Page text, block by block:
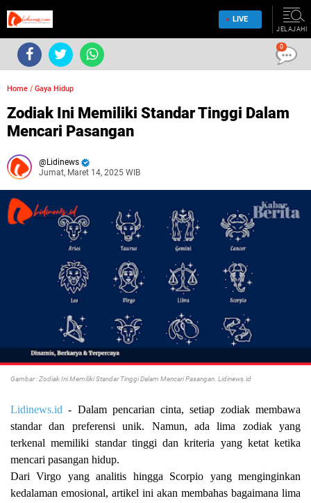
LIVE
JELAJAHI
Home / Gaya Hidup
Zodiak Ini Memiliki Standar Tinggi Dalam
Mencari Pasangan
Lidinews
Jumat, Maret 14, 2025 WIB
Gambar : Zodiak Ini Memiliki Standar Tinggi Dalam Mencari Pasangan. Lidinews.id
Lidinews.id - Dalam pencarian cinta, setiap zodiak membawa
standar dan preferensi unik. Namun, ada lima zodiak yang
terkenal memiliki standar tinggi dan kriteria yang ketat ketika
mencari pasangan hidup.
Dari Virgo yang analitis hingga Scorpio yang menginginkan
kedalaman emosional, artikel ini akan membahas bagaimana lima
0